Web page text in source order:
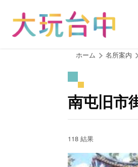
ホーム 名所案内
南屯旧市
118 結果